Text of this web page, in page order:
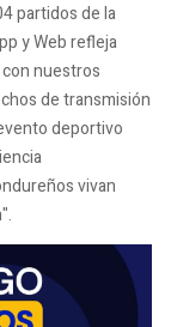
partidos de la
y Web refleja
nuestros
de transmisión
deportivo
vivan